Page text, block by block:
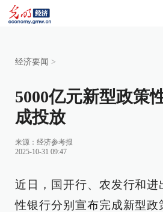
经济要闻 >
5000亿元新型政策
成投放
来源： 经济参考报
2025-10-31 09:47
近日，国开行、农发行和进
性银行分别宣布完成新型政